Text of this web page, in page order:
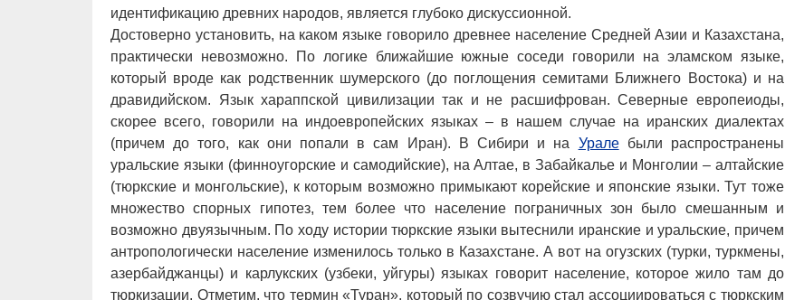
идентификацию древних народов, является глубоко дискуссионной.
Достоверно установить, на каком языке говорило древнее население Средней Азии и Казахстана,
практически невозможно. По логике ближайшие южные соседи говорили на эламском языке,
который вроде как родственник шумерского (до поглощения семитами Ближнего Востока) и на
дравидийском. Язык хараппской цивилизации так и не расшифрован. Северные европеиоды,
скорее всего, говорили на индоевропейских языках – в нашем случае на иранских диалектах
(причем до того, как они попали в сам Иран). В Сибири и на Уралебыли распространены
уральские языки (финноугорские и самодийские), на Алтае, в Забайкалье и Монголии – алтайские
(тюркские и монгольские), к которым возможно примыкают корейские и японские языки. Тут тоже
множество спорных гипотез, тем более что население пограничных зон было смешанным и
возможно двуязычным. По ходу истории тюркские языки вытеснили иранские и уральские, причем
антропологически население изменилось только в Казахстане. А вот на огузских (турки, туркмены,
азербайджанцы) и карлукских (узбеки, уйгуры) языках говорит население, которое жило там до
тюркизации. Отметим, что термин «Туран», который по созвучию стал ассоциироваться с тюркским